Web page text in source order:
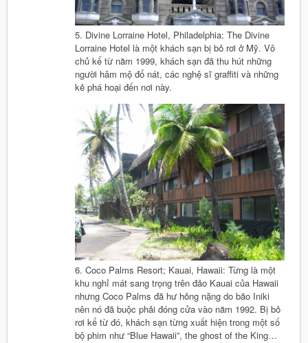
5. Divine Lorraine Hotel, Philadelphia: The Divine
Lorraine Hotel là một khách sạn bị bỏ rơi ở Mỹ. Vô
chủ kể từ năm 1999, khách sạn đã thu hút những
người hâm mộ đổ nát, các nghệ sĩ graffiti và những
kẻ phá hoại đến nơi này.
6. Coco Palms Resort; Kauai, Hawaii: Từng là một
khu nghỉ mát sang trọng trên đảo Kauai của Hawaii
nhưng Coco Palms đã hư hỏng nặng do bão Iniki
nên nó đã buộc phải đóng cửa vào năm 1992. Bị bỏ
rơi kể từ đó, khách sạn từng xuất hiện trong một số
bộ phim như “Blue Hawaii”, the ghost of the King…